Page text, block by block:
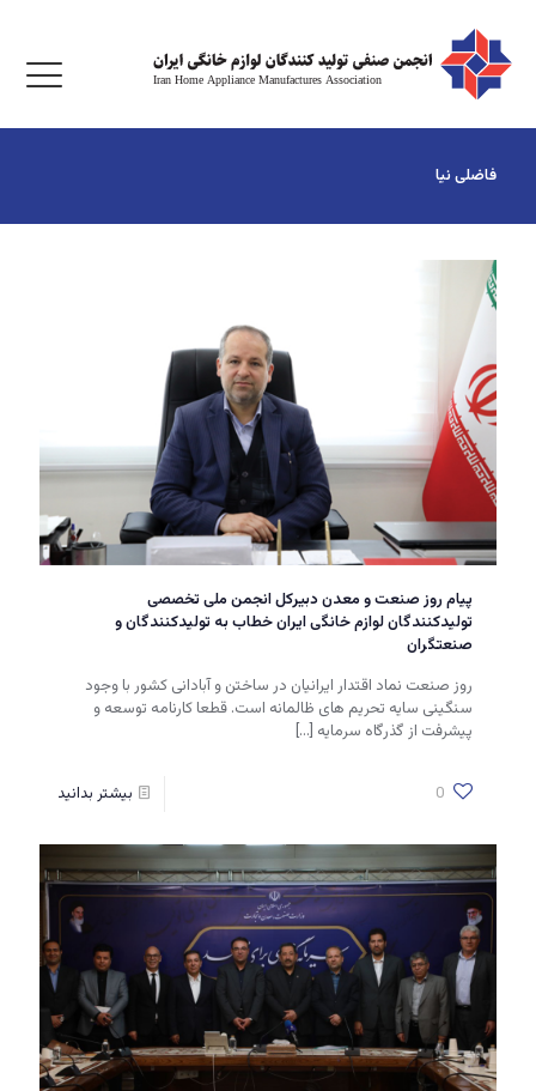
فاضلی نیا
پیام روز صنعت و معدن دبیرکل انجمن ملی تخصصی
تولیدکنندگان لوازم خانگی ایران خطاب به تولیدکنندگان و
صنعتگران
روز صنعت نماد اقتدار ایرانیان در ساختن و آبادانی کشور با وجود
سنگینی سایه تحریم های ظالمانه است. قطعا کارنامه توسعه و
پیشرفت از گذرگاه سرمایه […]
0 بیشتر بدانید